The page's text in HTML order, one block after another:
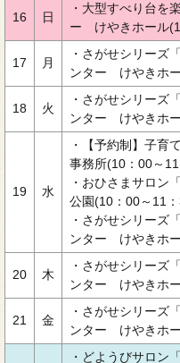
16 日
・大型すべり台を
ー けやきホール
17 月
・さがせシリーズ
ンター けやきホ
18 火
・さがせシリーズ
ンター けやきホ
19 水
・【予約制】子育
事務所(10：00～
・おひさまサロン
公園(10：00～11
・さがせシリーズ
ンター けやきホ
20 木
・さがせシリーズ
ンター けやきホ
21 金
・さがせシリーズ
ンター けやきホ
・どようびサロン